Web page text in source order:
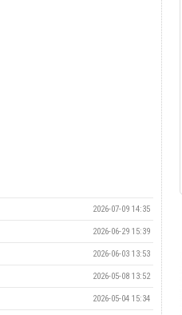
2026-07-09 14:35
2026-06-29 15:39
2026-06-03 13:53
2026-05-08 13:52
2026-05-04 15:34